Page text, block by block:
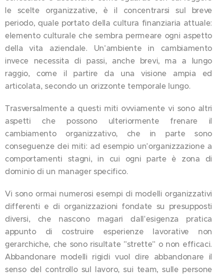
le scelte organizzative, è il concentrarsi sul breve
periodo, quale portato della cultura finanziaria attuale:
elemento culturale che sembra permeare ogni aspetto
della vita aziendale. Un'ambiente in cambiamento
invece necessita di passi, anche brevi, ma a lungo
raggio, come il partire da una visione ampia ed
articolata, secondo un orizzonte temporale lungo.
Trasversalmente a questi miti ovviamente vi sono altri
aspetti che possono ulteriormente frenare il
cambiamento organizzativo, che in parte sono
conseguenze dei miti: ad esempio un'organizzazione a
comportamenti stagni, in cui ogni parte è zona di
dominio di un manager specifico.
Vi sono ormai numerosi esempi di modelli organizzativi
differenti e di organizzazioni fondate su presupposti
diversi, che nascono magari dall'esigenza pratica
appunto di costruire esperienze lavorative non
gerarchiche, che sono risultate "strette" o non efficaci.
Abbandonare modelli rigidi vuol dire abbandonare il
senso del controllo sul lavoro, sui team, sulle persone